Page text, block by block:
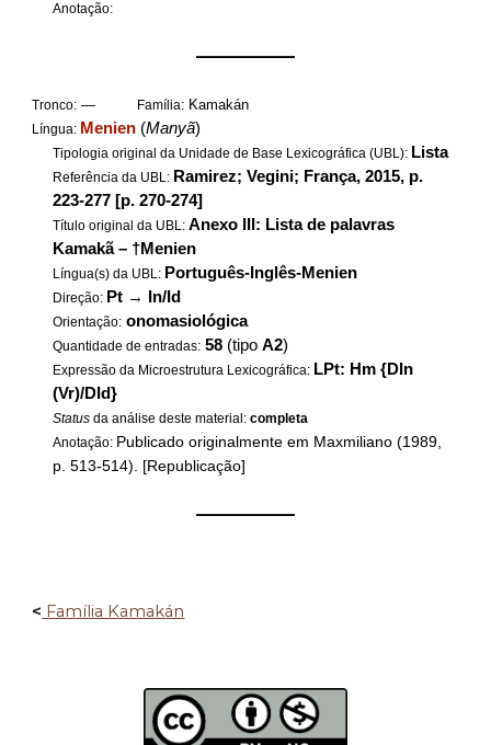
Anotação:
——————
Tronco: — Família: Kamakán
Língua: Menien (Manyã)
Tipologia original da Unidade de Base Lexicográfica (UBL): Lista
Referência da UBL: Ramirez; Vegini; França, 2015, p.
223-277 [p. 270-274]
Título original da UBL:Anexo III: Lista de palavras
Kamakã – †Menien
Língua(s) da UBL: Português-Inglês-Menien
Direção: Pt → In/Id
Orientação: onomasiológica
Quantidade de entradas: 58 (tipoA2)
Expressão da Microestrutura Lexicográfica: LPt: Hm {DIn
(Vr)/DId}
Status da análise deste material:completa
Anotação: Publicado originalmente em Maxmiliano (1989,
p. 513-514). [Republicação]
——————
< Família Kamakán